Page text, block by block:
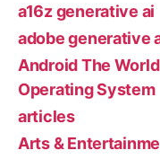
a16z generative ai
adobe generative
Android The
Operating System
articles
Arts &